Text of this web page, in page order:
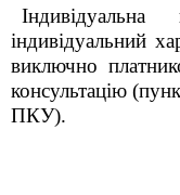
індивідуальний
виключно
консультацію
ПКУ).